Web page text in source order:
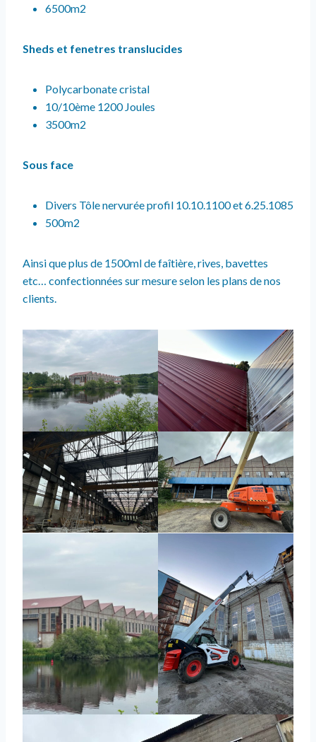
6500m2
Sheds et fenetres translucides
Polycarbonate cristal
10/10ème 1200 Joules
3500m2
Sous face
Divers Tôle nervurée profil 10.10.1100 et 6.25.1085
500m2
Ainsi que plus de 1500ml de faîtière, rives, bavettes
etc… confectionnées sur mesure selon les plans de nos
clients.